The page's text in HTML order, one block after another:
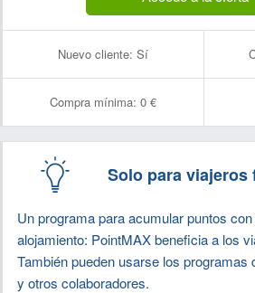
Nuevo cliente: Sí
Compra mínima: 0 €
Solo para viajeros
Un programa para acumular puntos
alojamiento: PointMAX beneficia a los
También pueden usarse los programas
y otros colaboradores.